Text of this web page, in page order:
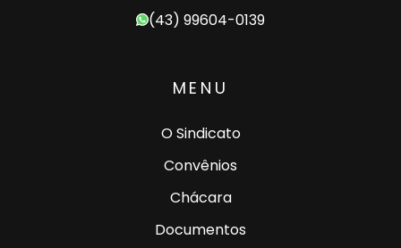
(43) 99604-0139
MENU
O Sindicato
Convênios
Chácara
Documentos